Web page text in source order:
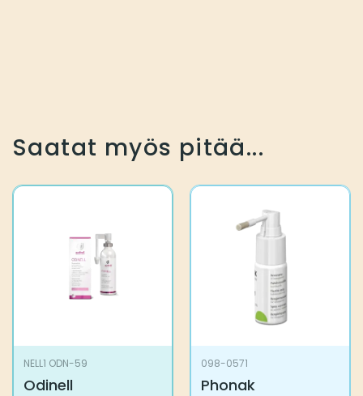
Saatat myös pitää...
NELL1 ODN-59
Odinell
098-0571
Phonak